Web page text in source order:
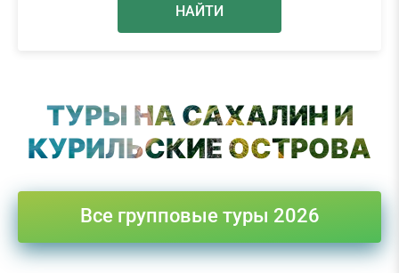
НАЙТИ
ТУРЫ НА САХАЛИН И
КУРИЛЬСКИЕ ОСТРОВА
Все групповые туры 2026